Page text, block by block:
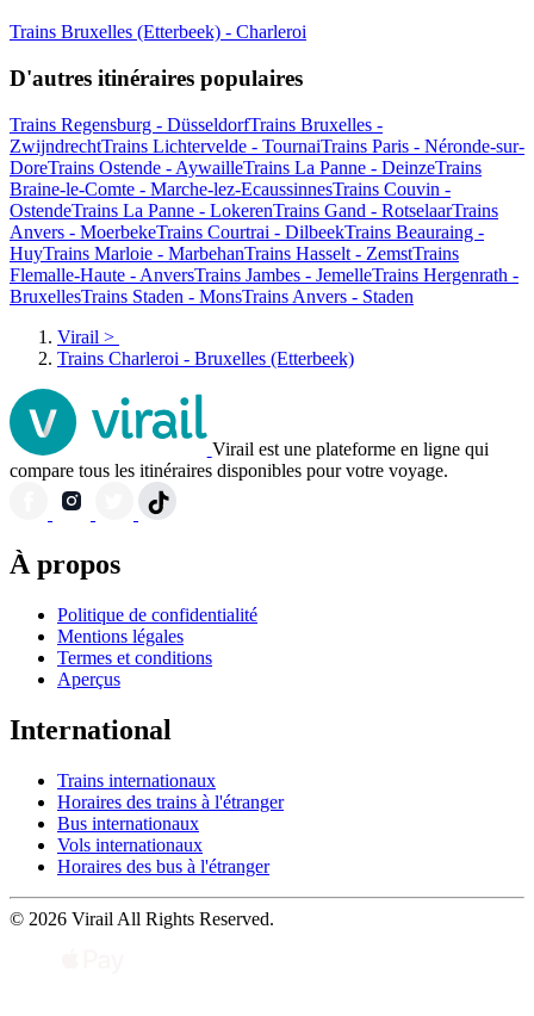
Trains Bruxelles (Etterbeek) - Charleroi
D'autres itinéraires populaires
Trains Regensburg - DüsseldorfTrains Bruxelles -
ZwijndrechtTrains Lichtervelde - TournaiTrains Paris - Néronde-sur-
DoreTrains Ostende - AywailleTrains La Panne - DeinzeTrains
Braine-le-Comte - Marche-lez-EcaussinnesTrains Couvin -
OstendeTrains La Panne - LokerenTrains Gand - RotselaarTrains
Anvers - MoerbekeTrains Courtrai - DilbeekTrains Beauraing -
HuyTrains Marloie - MarbehanTrains Hasselt - ZemstTrains
Flemalle-Haute - AnversTrains Jambes - JemelleTrains Hergenrath -
BruxellesTrains Staden - MonsTrains Anvers - Staden
Virail >
Trains Charleroi - Bruxelles (Etterbeek)
Virail est une plateforme en ligne qui
compare tous les itinéraires disponibles pour votre voyage.
À propos
Politique de confidentialité
Mentions légales
Termes et conditions
Aperçus
International
Trains internationaux
Horaires des trains à l'étranger
Bus internationaux
Vols internationaux
Horaires des bus à l'étranger
© 2026 Virail All Rights Reserved.